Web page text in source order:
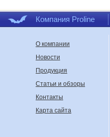
Компания Proline
О компании
Новости
Продукция
Статьи и обзоры
Контакты
Карта сайта